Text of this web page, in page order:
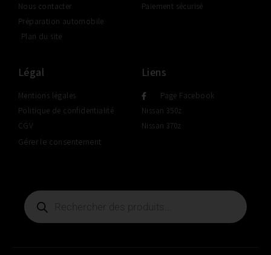
Nous contacter
Préparation automobile
Plan du site
Paiement sécurisé
Légal
Mentions légales
Politique de confidentialité
CGV
Gérer le consentement
Liens
Page Facebook
Nissan 350z
Nissan 370z